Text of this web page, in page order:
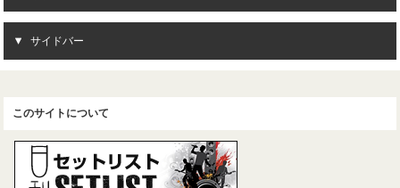
サイドバー
このサイトについて